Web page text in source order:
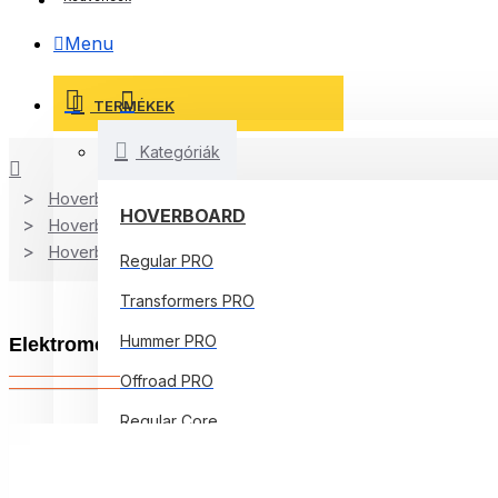
Menu
TERMÉKEK
Kategóriák
HOVERBOARD
Regular PRO
Transformers PRO
Hummer PRO
Offroad PRO
Regular Core
Hoverboard Kart
Hoverboard
Hoverboard Kart
Elektromos Hoverboard Standard GoKart Szett, 8